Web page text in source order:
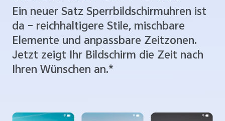
Ein neuer Satz Sperrbildschirmuhren ist
da – reichhaltigere Stile, mischbare
Elemente und anpassbare Zeitzonen.
Jetzt zeigt Ihr Bildschirm die Zeit nach
Ihren Wünschen an.*